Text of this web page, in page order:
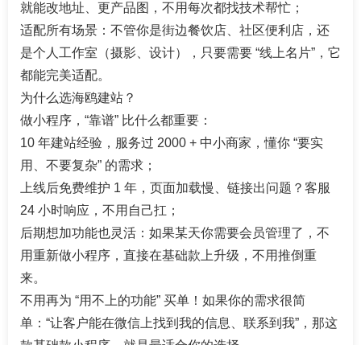
就能改地址、更产品图，不用每次都找技术帮忙；​
适配所有场景：不管你是街边餐饮店、社区便利店，还
是个人工作室（摄影、设计），只要需要 “线上名片”，它
都能完美适配。​
为什么选海鸥建站？​
做小程序，“靠谱” 比什么都重要：​
10 年建站经验，服务过 2000 + 中小商家，懂你 “要实
用、不要复杂” 的需求；​
上线后免费维护 1 年，页面加载慢、链接出问题？客服
24 小时响应，不用自己扛；​
后期想加功能也灵活：如果某天你需要会员管理了，不
用重新做小程序，直接在基础款上升级，不用推倒重
来。​
不用再为 “用不上的功能” 买单！如果你的需求很简
单：“让客户能在微信上找到我的信息、联系到我”，那这